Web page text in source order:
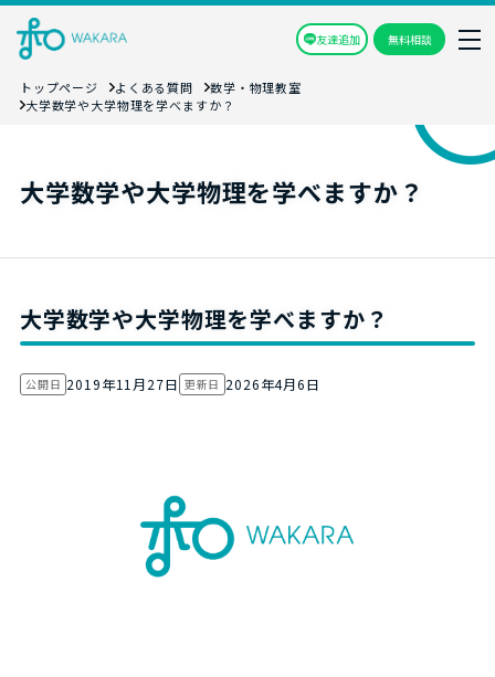
友達追加 無料相談
トップページ よくある質問
数学・物理教室
大学数学や大学物理を学べますか？
大学数学や大学物理を学べますか？
大学数学や大学物理を学べますか？
公開日 2019年11月27日 更新日 2026年4月6日